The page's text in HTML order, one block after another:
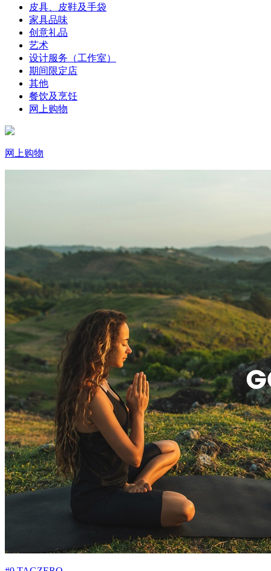
皮具、皮鞋及手袋
家具品味
创意礼品
艺术
设计服务（工作室）
期间限定店
其他
餐饮及烹饪
网上购物
网上购物